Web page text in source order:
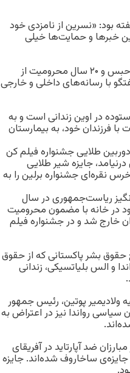
بود: «نسرین از نامزدی خود
خبرها و حمایت‌ها خیلی
جعفر پناهی، کارگردان سینما، نیز از سوی دادگاه انقلاب به ۶ سال حبس و ۲۰ سال محرومیت از
با رسانه‌های داخلی و خارجی
در اوین زندانی است و به
فرزندان خود، به بیمارستان
دوربین طلایی جشنواره فیلم کن
جایزه شیر طلایی
فیلم “آفساید” پناهی نیز در سال ۲۰۰۶ جایزه خرس نقره‌ای جشنواره برلین را به
ریاست‌جمهوری در سال
خود در خانه با مضمون محرومیت
خارج شد و در جشنواره فیلم
بشر پاکستانی که از حقوق
و الس بلیاتسیکی، زندانی
ولادیمیر پوتین، رئیس جمهور
رواندا نیز در اعتراض به
ضد آپارتاید در آفریقای
ساخاروف شده‌اند. جایزه